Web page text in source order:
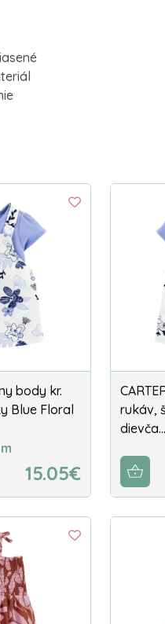
body kr.
Blue Floral
15.05€
rukáv,
dievča…